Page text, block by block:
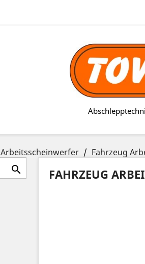
Arbeitsscheinwerfer Fahrzeug
 FAHRZEUG